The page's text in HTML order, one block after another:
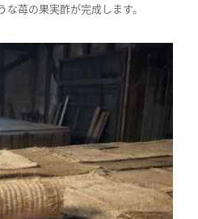
苺の果実酢が完成します。